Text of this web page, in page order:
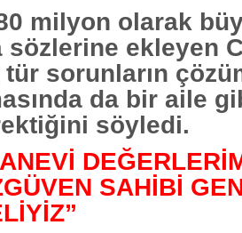
milyon olarak
ekleyen
sorunların
da bir aile
söyledi.
SAHİBİ